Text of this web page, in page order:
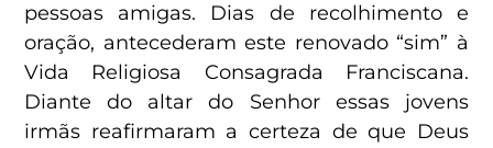
pessoas amigas. Dias de recolhimento e
oração, antecederam este renovado “sim” à
Vida Religiosa Consagrada Franciscana.
Diante do altar do Senhor essas jovens
irmãs reafirmaram a certeza de que Deus